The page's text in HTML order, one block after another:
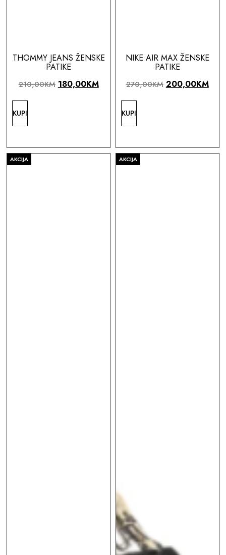
THOMMY JEANS ŽENSKE
PATIKE
210,00KM 180,00KM
KUPI
NIKE AIR MAX ŽENSKE
PATIKE
270,00KM 200,00KM
KUPI
AKCIJA AKCIJA